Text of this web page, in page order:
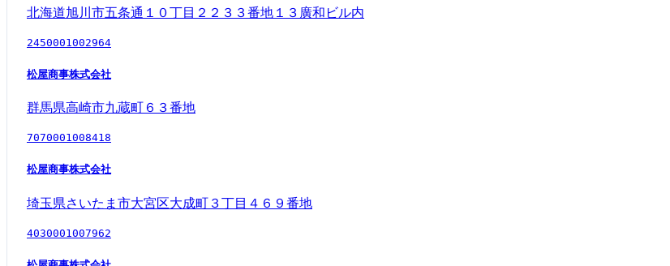
北海道旭川市五条通１０丁目２２３３番地１３廣和ビル内
2450001002964
松屋商事株式会社
群馬県高崎市九蔵町６３番地
7070001008418
松屋商事株式会社
埼玉県さいたま市大宮区大成町３丁目４６９番地
4030001007962